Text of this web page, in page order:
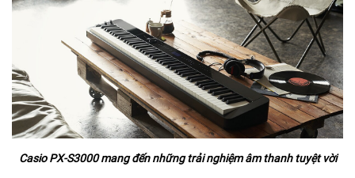
Casio PX-S3000 mang đến những trải nghiệm âm thanh tuyệt vời